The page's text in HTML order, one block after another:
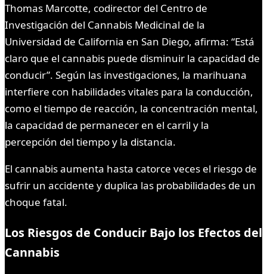
Thomas Marcotte, codirector del Centro de
Investigación del Cannabis Medicinal de la
Universidad de California en San Diego, afirma: “Está
claro que el cannabis puede disminuir la capacidad de
conducir”. Según las investigaciones, la marihuana
interfiere con habilidades vitales para la conducción,
como el tiempo de reacción, la concentración mental,
la capacidad de permanecer en el carril y la
percepción del tiempo y la distancia.
El cannabis aumenta hasta catorce veces el riesgo de
sufrir un accidente y duplica las probabilidades de un
choque fatal.
Los Riesgos de Conducir Bajo los Efectos del
Cannabis